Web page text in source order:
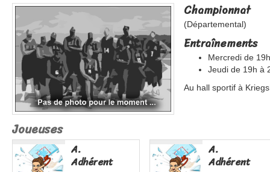
Championnat
(Départemental)
Entraînements
Mercredi de
Jeudi de 19h à
Au hall sportif à
Joueuses
A.
Adhérent
A.
Adhérent